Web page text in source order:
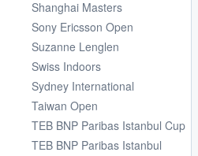
Shanghai Masters
Sony Ericsson Open
Suzanne Lenglen
Swiss Indoors
Sydney International
Taiwan Open
TEB BNP Paribas Istanbul Cup
TEB BNP Paribas Istanbul